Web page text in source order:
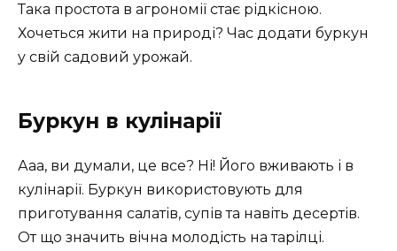
Така простота в агрономії стає рідкісною.
Хочеться жити на природі? Час додати буркун
у свій садовий урожай.
Буркун в кулінарії
Ааа, ви думали, це все? Ні! Його вживають і в
кулінарії. Буркун використовують для
приготування салатів, супів та навіть десертів.
От що значить вічна молодість на тарілці.